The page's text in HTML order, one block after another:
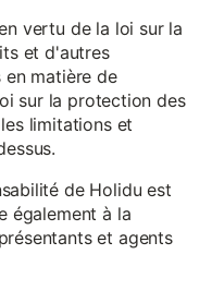
vertu de la loi sur la
et d'autres
matière de
sur la protection des
limitations et
de Holidu est
également à la
et agents